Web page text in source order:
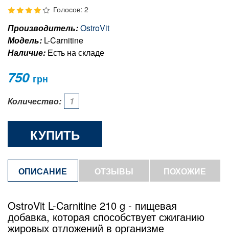
Голосов: 2
Производитель:OstroVit
Модель: L-Carnitine
Наличие: Есть на складе
750 грн
Количество:
КУПИТЬ
ОПИСАНИЕ ОТЗЫВЫ
ПОХОЖИЕ
OstroVit L-Carnitine 210 g - пищевая
добавка, которая способствует сжиганию
жировых отложений в организме